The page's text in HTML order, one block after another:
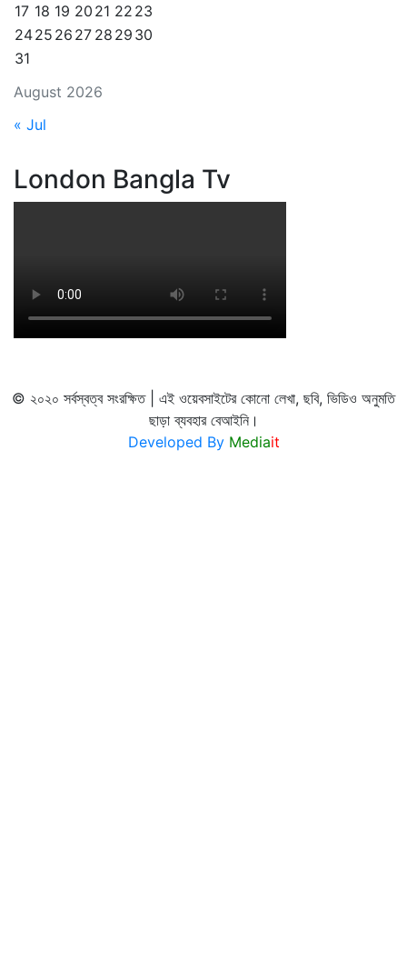
August 2026
17 18 19 20 21 22 23
2425 26 27 28 29 30
31
« Jul
London Bangla Tv
© ২০২০ সর্বস্বত্ব সংরক্ষিত | এই ওয়েবসাইটের কোনো লেখা, ছবি, ভিডিও অনুমতি
ছাড়া ব্যবহার বেআইনি।
Developed By Mediait